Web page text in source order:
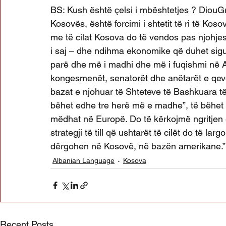
BS: Kush është çelsi i mbështetjes ?
Kosovës, është forcimi i shtetit të ri të
me të cilat Kosova do të vendos pas
i saj – dhe ndihma ekonomike që duhet
parë dhe më i madhi dhe më i fuqishmi
kongesmenët, senatorët dhe anëtarët e
bazat e njohuar të Shteteve të Bashkuara
bëhet edhe tre herë më e madhe”, të
mëdhat në Europë. Do të kërkojmë
strategji të till që ushtarët të cilët do të
dërgohen në Kosovë, në bazën amerikane.”
Albanian Language Kosova